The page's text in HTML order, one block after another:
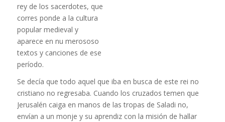
rey de los sacerdotes, que
corres­ ponde a la cultura
popular medieval y
aparece en nu­ merososo
textos y canciones de ese
período.
Se decía que todo aquel que iba en busca de este rei­ no
cristiano no regresaba. Cuando los cruzados temen que
Jerusalén caiga en manos de las tropas de Saladi­ no,
envían a un monje y su aprendiz con la misión de hallar